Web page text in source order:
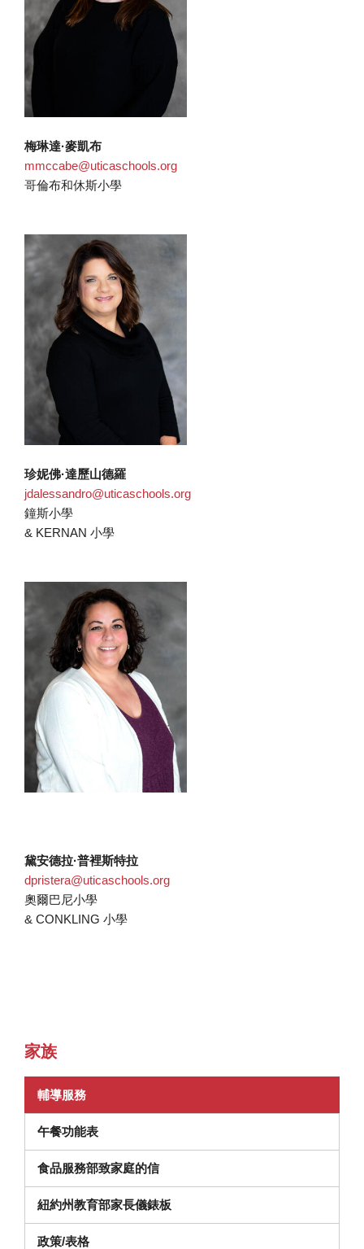
梅琳達·麥凱布
mmccabe@uticaschools.org
哥倫布和休斯小學
珍妮佛·達歷山德羅
jdalessandro@uticaschools.org
鐘斯小學
& KERNAN 小學
黛安德拉·普裡斯特拉
dpristera@uticaschools.org
奧爾巴尼小學
& CONKLING 小學
家族
輔導服務(在新視窗中開啟)
午餐功能表
食品服務部致家庭的信
紐約州教育部家長儀錶板
政策/表格